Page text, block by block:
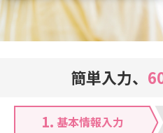
簡単入力、
1. 基本情報入力